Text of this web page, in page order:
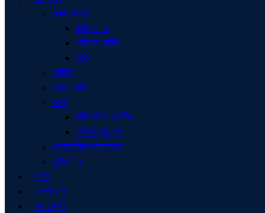
সকল তথ্য
ডাউনলোড
পরীক্ষার রুটিন
ভর্তি
নোটিশ
ক্লাশ রুটিন
কোর্স
কম্পিউটার ট্রেনিং
স্পীকিং ইংলিশ
একাডেমিক ক্যালেন্ডার
ছুটির দিন
ব্লগ
যোগাযোগ
৭ম শ্রেণী